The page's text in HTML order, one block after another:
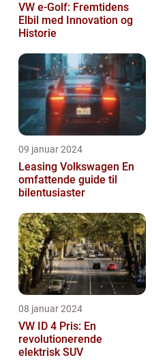
VW e-Golf: Fremtidens
Elbil med Innovation og
Historie
09 januar 2024
Leasing Volkswagen En
omfattende guide til
bilentusiaster
08 januar 2024
VW ID 4 Pris: En
revolutionerende
elektrisk SUV